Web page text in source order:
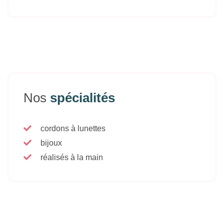
Nos spécialités
cordons à lunettes
bijoux
réalisés à la main